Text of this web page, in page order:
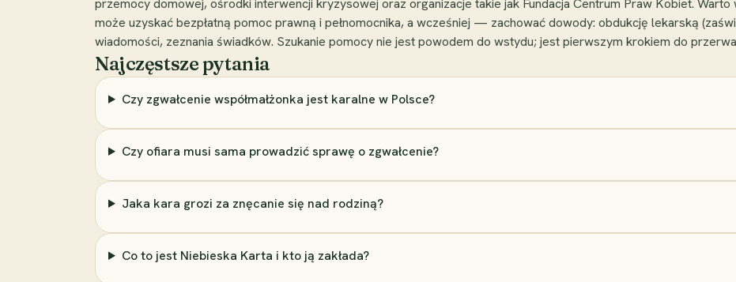
przemocy domowej, ośrodki interwencji kryzysowej oraz organizacje takie jak Fundacja Centrum Praw Kobiet.
może uzyskać bezpłatną pomoc prawną i pełnomocnika, a wcześniej — zachować dowody: obdukcję lekarską
wiadomości, zeznania świadków. Szukanie pomocy nie jest powodem do wstydu; jest pierwszym krokiem do
Najczęstsze pytania
Czy zgwałcenie współmałżonka jest karalne w Polsce?
Czy ofiara musi sama prowadzić sprawę o zgwałcenie?
Jaka kara grozi za znęcanie się nad rodziną?
Co to jest Niebieska Karta i kto ją zakłada?